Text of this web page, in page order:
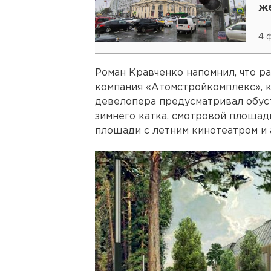
4
Роман Кравченко напомнил, что
компания «Атомстройкомплекс»,
девелопера предусматривал
зимнего катка, смотровой
площади с летним кинотеатром и